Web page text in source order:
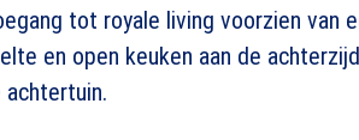
tot royale living voorzien van
en open keuken aan de
achtertuin.